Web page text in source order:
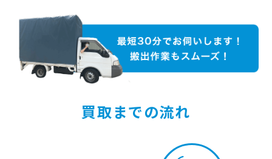
買取までの流れ